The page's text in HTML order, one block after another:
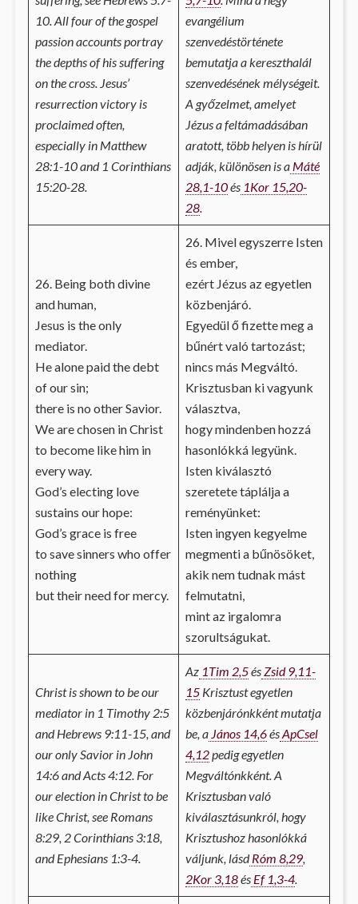
10. All four of the gospel
passion accounts portray
the depths of his suffering
on the cross. Jesus’
resurrection victory is
proclaimed often,
especially in Matthew
28:1-10 and 1 Corinthians
15:20-28.
evangélium
szenvedéstörténete
bemutatja a kereszthalál
szenvedésének mélységeit.
A győzelmet, amelyet
Jézus a feltámadásában
aratott, több helyen is hírül
adják, különösen is aMáté
28,1-10és1Kor 15,20-
28.
26. Being both divine
and human,
Jesus is the only
mediator.
He alone paid the debt
of our sin;
there is no other Savior.
We are chosen in Christ
to become like him in
every way.
God’s electing love
sustains our hope:
God’s grace is free
to save sinners who offer
nothing
but their need for mercy.
26. Mivel egyszerre Isten
és ember,
ezért Jézus az egyetlen
közbenjáró.
Egyedül ő fizette meg a
bűnért való tartozást;
nincs más Megváltó.
Krisztusban ki vagyunk
választva,
hogy mindenben hozzá
hasonlókká legyünk.
Isten kiválasztó
szeretete táplálja a
reményünket:
Isten ingyen kegyelme
megmenti a bűnösöket,
akik nem tudnak mást
felmutatni,
mint az irgalomra
szorultságukat.
Christ is shown to be our
mediator in 1 Timothy 2:5
and Hebrews 9:11-15, and
our only Savior in John
14:6 and Acts 4:12. For
our election in Christ to be
like Christ, see Romans
8:29, 2 Corinthians 3:18,
and Ephesians 1:3-4.
Az1Tim 2,5ésZsid 9,11-
15Krisztust egyetlen
közbenjárónkként mutatja
be, aJános 14,6ésApCsel
4,12pedig egyetlen
Megváltónkként. A
Krisztusban való
kiválasztásunkról, hogy
Krisztushoz hasonlókká
váljunk, lásdRóm 8,29,
2Kor 3,18ésEf 1,3-4.